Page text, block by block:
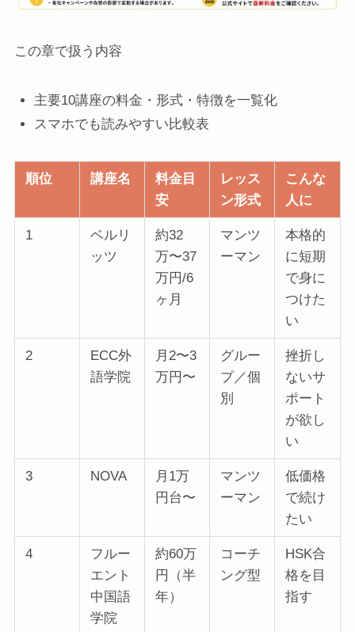
この章で扱う内容
主要10講座の料金・形式・特徴を一覧化
スマホでも読みやすい比較表
順位 講座名
料金目
安
レッス
ン形式
こんな
人に
1
ベルリ
ッツ
約32
万〜37
万円/6
ヶ月
マンツ
ーマン
本格的
に短期
で身に
つけた
い
2
ECC外
語学院
月2〜3
万円〜
グルー
プ／個
別
挫折し
ないサ
ポート
が欲し
い
3 NOVA
月1万
円台〜
マンツ
ーマン
低価格
で続け
たい
4
フルー
エント
中国語
学院
約60万
円（半
年）
コーチ
ング型
HSK合
格を目
指す